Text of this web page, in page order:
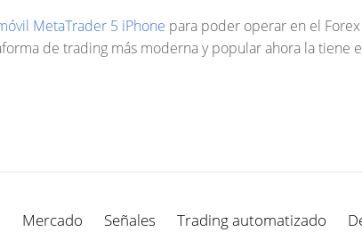
MetaTrader 5 iPhone para poder operar en el
de trading más moderna y popular ahora la tiene
Mercado Señales Trading automatizado